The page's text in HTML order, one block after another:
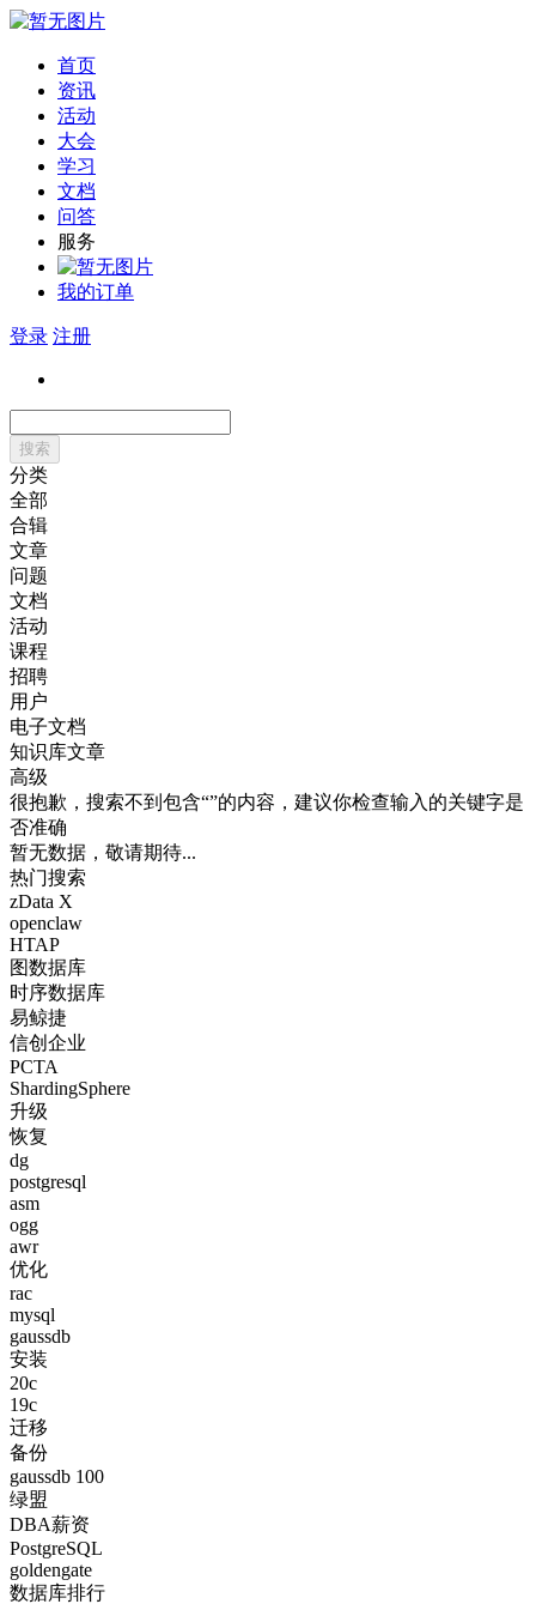
首页
资讯
活动
大会
学习
文档
问答
服务
我的订单
登录 注册
搜索
分类
全部
合辑
文章
问题
文档
活动
课程
招聘
用户
电子文档
知识库文章
高级
很抱歉，搜索不到包含“”的内容，建议你检查输入的关键字是
否准确
暂无数据，敬请期待...
热门搜索
zData X
openclaw
HTAP
图数据库
时序数据库
易鲸捷
信创企业
PCTA
ShardingSphere
升级
恢复
dg
postgresql
asm
ogg
awr
优化
rac
mysql
gaussdb
安装
20c
19c
迁移
备份
gaussdb 100
绿盟
DBA薪资
PostgreSQL
goldengate
数据库排行